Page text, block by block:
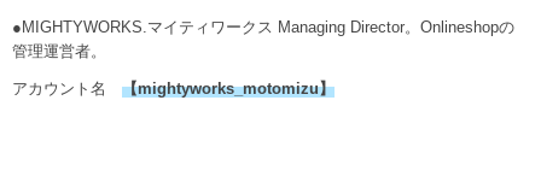
●MIGHTYWORKS.マイティワークス Managing Director。Onlineshopの
管理運営者。
アカウント名 【mightyworks_motomizu】